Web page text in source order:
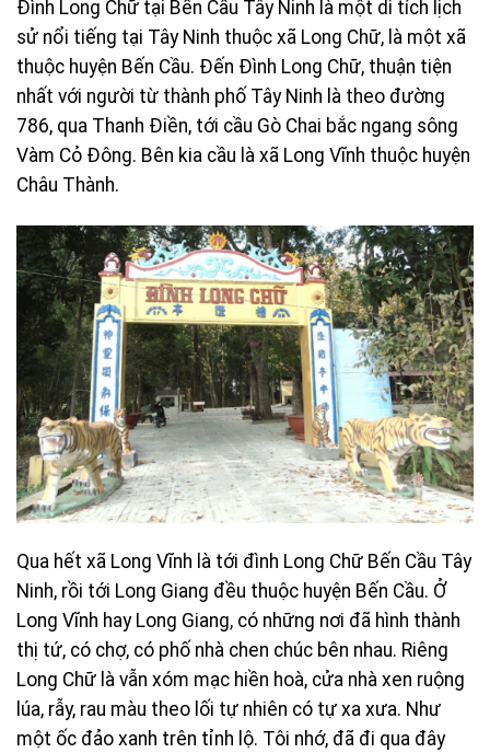
Đình Long Chữ tại Bến Cầu Tây Ninh là một di tích lịch
sử nổi tiếng tại Tây Ninh thuộc xã Long Chữ, là một xã
thuộc huyện Bến Cầu. Ðến Đình Long Chữ, thuận tiện
nhất với người từ thành phố Tây Ninh là theo đường
786, qua Thanh Ðiền, tới cầu Gò Chai bắc ngang sông
Vàm Cỏ Ðông. Bên kia cầu là xã Long Vĩnh thuộc huyện
Châu Thành.
Qua hết xã Long Vĩnh là tới đình Long Chữ Bến Cầu Tây
Ninh, rồi tới Long Giang đều thuộc huyện Bến Cầu. Ở
Long Vĩnh hay Long Giang, có những nơi đã hình thành
thị tứ, có chợ, có phố nhà chen chúc bên nhau. Riêng
Long Chữ là vẫn xóm mạc hiền hoà, cửa nhà xen ruộng
lúa, rẫy, rau màu theo lối tự nhiên có tự xa xưa. Như
một ốc đảo xanh trên tỉnh lộ. Tôi nhớ, đã đi qua đây